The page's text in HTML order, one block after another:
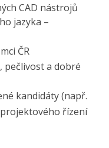
CAD nástrojů
jazyka –
ČR
pečlivost a dobré
kandidáty (např.
řízení